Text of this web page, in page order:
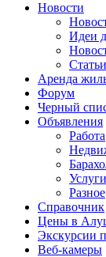
Новости
Идеи
Статьи
Аренда
Форум
Черный
Объявления
Работа
Услуги
Разное
Справочник
Цены в
Экскурсии
Веб-камеры